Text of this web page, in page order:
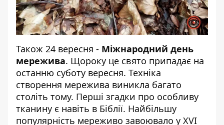
Також 24 вересня - Міжнародний день
мережива. Щороку це свято припадає на
останню суботу вересня. Техніка
створення мережива виникла багато
століть тому. Перші згадки про особливу
тканину є навіть в Біблії. Найбільшу
популярність мереживо завоювало у XVI